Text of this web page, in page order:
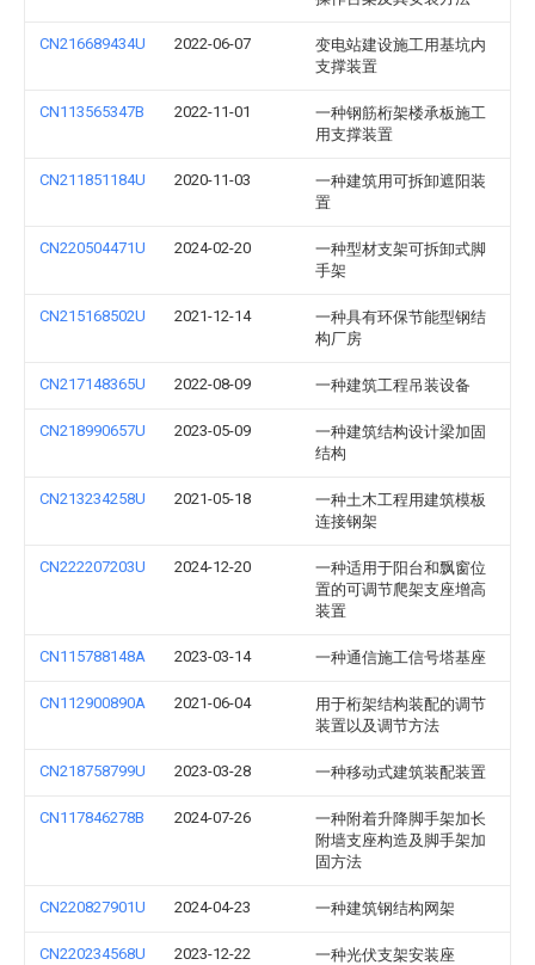
CN216689434U 2022-06-07
变电站建设施工用基坑内
支撑装置
CN113565347B 2022-11-01
一种钢筋桁架楼承板施工
用支撑装置
CN211851184U 2020-11-03
一种建筑用可拆卸遮阳装
置
CN220504471U 2024-02-20
一种型材支架可拆卸式脚
手架
CN215168502U 2021-12-14
一种具有环保节能型钢结
构厂房
CN217148365U 2022-08-09 一种建筑工程吊装设备
CN218990657U 2023-05-09
一种建筑结构设计梁加固
结构
CN213234258U 2021-05-18
一种土木工程用建筑模板
连接钢架
CN222207203U 2024-12-20
一种适用于阳台和飘窗位
置的可调节爬架支座增高
装置
CN115788148A 2023-03-14 一种通信施工信号塔基座
CN112900890A 2021-06-04
用于桁架结构装配的调节
装置以及调节方法
CN218758799U 2023-03-28 一种移动式建筑装配装置
CN117846278B 2024-07-26
一种附着升降脚手架加长
附墙支座构造及脚手架加
固方法
CN220827901U 2024-04-23 一种建筑钢结构网架
CN220234568U 2023-12-22 一种光伏支架安装座